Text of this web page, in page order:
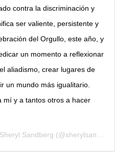
contra la discriminación y
ser valiente, persistente y
del Orgullo, este año, y
un momento a reflexionar
aliadismo, crear lugares de
un mundo más igualitario.
mí y a tantos otros a hacer
Sheryl Sandberg (@sherylsandberg) el